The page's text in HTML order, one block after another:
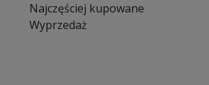
Najczęściej kupowane
Wyprzedaż